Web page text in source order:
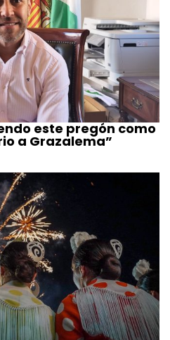
este pregón como
a Grazalema”